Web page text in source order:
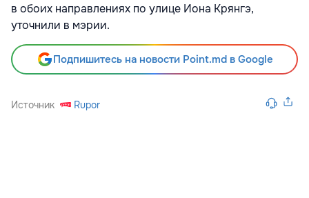
в обоих направлениях по улице Иона Крянгэ,
уточнили в мэрии.
Подпишитесь на новости Point.md в Google
Источник Rupor